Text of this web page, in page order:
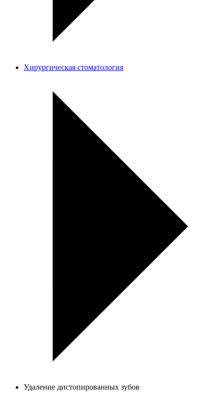
Хирургическая стоматология
Удаление дистопированных зубов